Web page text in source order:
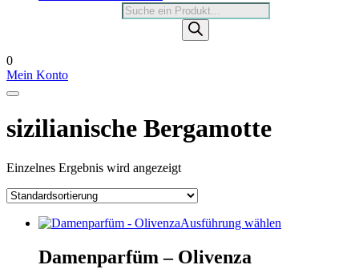
Products
search
0
Mein Konto
sizilianische Bergamotte
Einzelnes Ergebnis wird angezeigt
Ausführung wählen
Damenparfüm – Olivenza